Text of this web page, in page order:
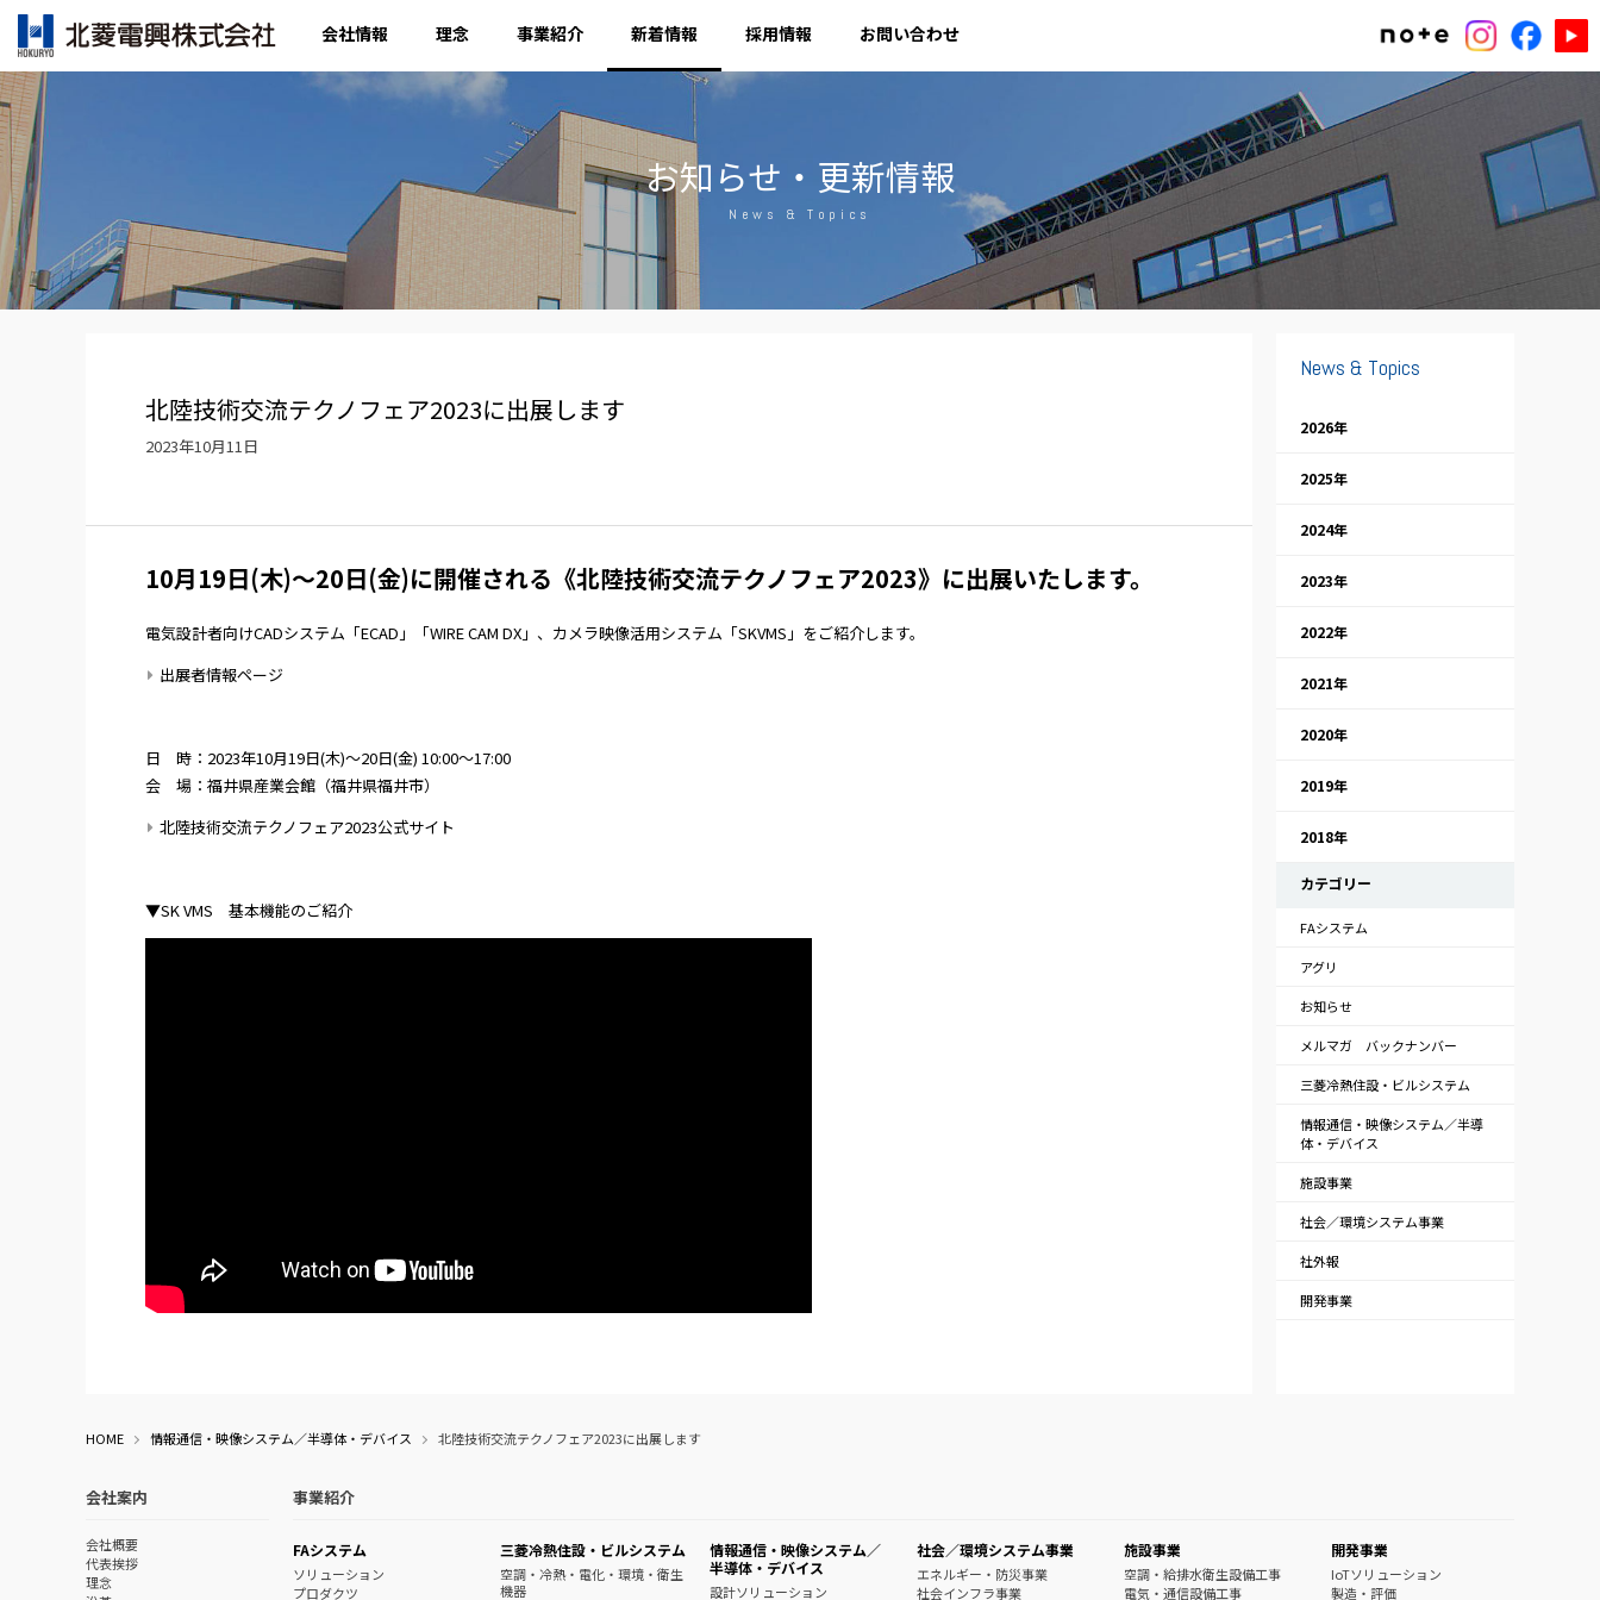
会社情報 理念 事業紹介 新着情報 採用情報 お問い合わせ
お知らせ・更新情報
News & Topics
北陸技術交流テクノフェア2023に出展します
2023年10月11日
10月19日(木)～20日(金)に開催される《北陸技術交流テクノフェア2023》に出展いたします。
電気設計者向けCADシステム「ECAD」「WIRE CAM DX」、カメラ映像活用システム「SKVMS」をご紹介します。
出展者情報ページ
日 時：2023年10月19日(木)～20日(金) 10:00～17:00
会 場：福井県産業会館（福井県福井市）
北陸技術交流テクノフェア2023公式サイト
▼SK VMS 基本機能のご紹介
News & Topics
2026年
2025年
2024年
2023年
2022年
2021年
2020年
2019年
2018年
カテゴリー
FAシステム
アグリ
お知らせ
メルマガ バックナンバー
三菱冷熱住設・ビルシステム
情報通信・映像システム／半導
体・デバイス
施設事業
社会／環境システム事業
社外報
開発事業
HOME 情報通信・映像システム／半導体・デバイス 北陸技術交流テクノフェア2023に出展します
会社案内
会社概要
代表挨拶
理念
事業紹介
FAシステム
ソリューション
プロダクツ
三菱冷熱住設・ビルシステム
空調・冷熱・電化・環境・衛生
機器
情報通信・映像システム／
半導体・デバイス
設計ソリューション
社会／環境システム事業
エネルギー・防災事業
社会インフラ事業
施設事業
空調・給排水衛生設備工事
電気・通信設備工事
開発事業
IoTソリューション
製造・評価